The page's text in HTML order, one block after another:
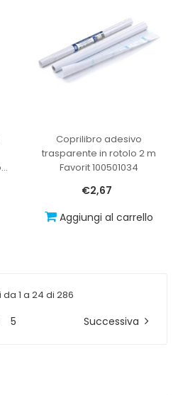
…
Coprilibro adesivo
trasparente in rotolo 2 m
Favorit 100501034
€2,67
Aggiungi al carrello
1 a 24 di 286
5 Successiva